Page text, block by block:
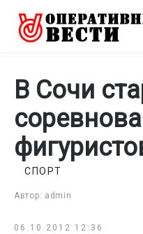
В Сочи
Автор: admin
СПОРТ
06.10.2012 12:36